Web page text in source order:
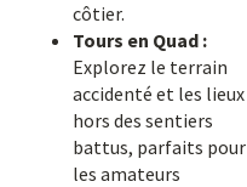
côtier.
Tours en Quad :
Explorez le terrain
accidenté et les lieux
hors des sentiers
battus, parfaits pour
les amateurs